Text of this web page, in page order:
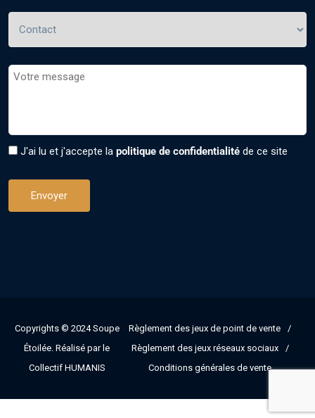
J'ai lu et j'accepte la politique de confidentialité de ce site
Copyrights © 2024Soupe
Étoilée. Réalisé par le
Collectif HUMANIS
Règlement des jeux de point de vente
Règlement des jeux réseaux sociaux
Conditions générales de vente